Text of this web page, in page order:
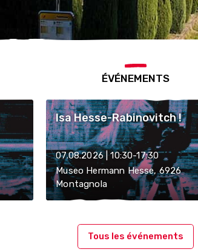
ÉVÉNEMENTS
Isa Hesse-Rabinovitch !
07.08.2026 | 10:30-17:30
Museo Hermann Hesse, 6926
Montagnola
Tous les événements